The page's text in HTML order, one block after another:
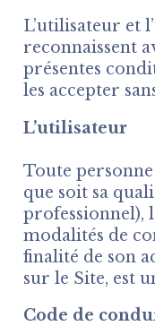
L’utilisateur et
reconnaissent
présentes
les accepter
L’utilisateur
Toute personne
que soit sa
professionnel),
modalités de
finalité de son
sur le Site, est
Code de